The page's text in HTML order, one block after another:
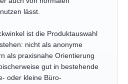
lässt.
ist die Produktauswahl
nicht als anonyme
als praxisnahe Orientierung
gut in bestehende
oder kleine Büro-